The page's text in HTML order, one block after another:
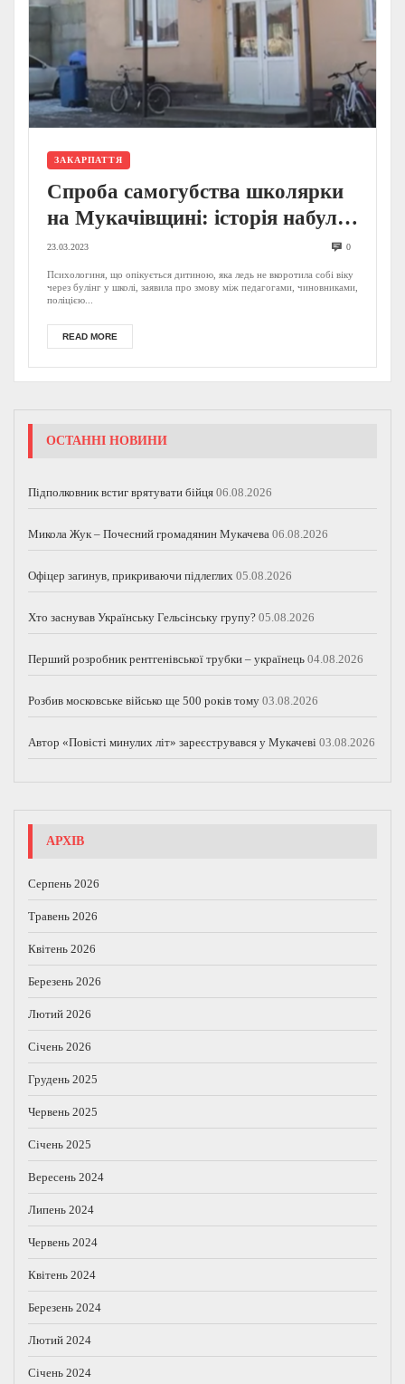
ЗАКАРПАТТЯ
Спроба самогубства школярки
на Мукачівщині: історія набула
не очікувано шокуючого
продовження – соцмережі
23.03.2023 0
Психологиня, що опікується дитиною, яка ледь не вкоротила собі віку
через булінг у школі, заявила про змову між педагогами, чиновниками,
поліцією...
READ MORE
ОСТАННІ НОВИНИ
Підполковник встиг врятувати бійця 06.08.2026
Микола Жук – Почесний громадянин Мукачева 06.08.2026
Офіцер загинув, прикриваючи підлеглих 05.08.2026
Хто заснував Українську Гельсінську групу? 05.08.2026
Перший розробник рентгенівської трубки – українець 04.08.2026
Розбив московське військо ще 500 років тому 03.08.2026
Автор «Повісті минулих літ» зареєструвався у Мукачеві 03.08.2026
АРХІВ
Серпень 2026
Травень 2026
Квітень 2026
Березень 2026
Лютий 2026
Січень 2026
Грудень 2025
Червень 2025
Січень 2025
Вересень 2024
Липень 2024
Червень 2024
Квітень 2024
Березень 2024
Лютий 2024
Січень 2024